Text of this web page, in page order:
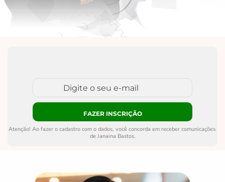
Atenção! Ao fazer o cadastro com o dados, você concorda em receber comunicações
de Janaina Bastos.